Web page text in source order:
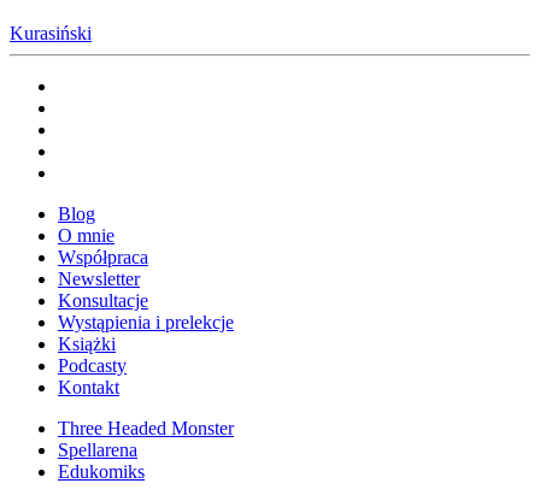
Kurasiński
Blog
O mnie
Współpraca
Newsletter
Konsultacje
Wystąpienia i prelekcje
Książki
Podcasty
Kontakt
Three Headed Monster
Spellarena
Edukomiks